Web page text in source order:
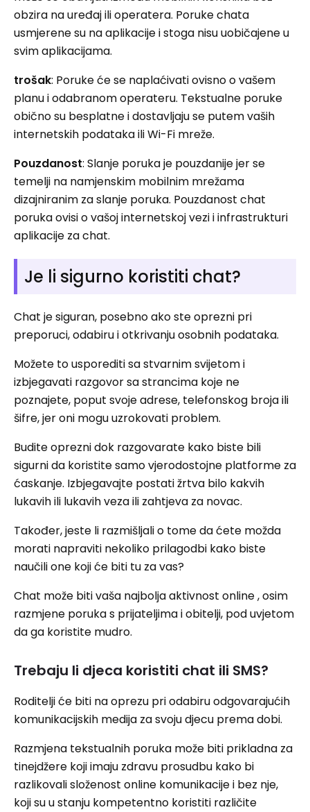
obzira na uređaj ili operatera. Poruke chata
usmjerene su na aplikacije i stoga nisu uobičajene u
svim aplikacijama.
trošak: Poruke će se naplaćivati ​​ovisno o vašem
planu i odabranom operateru. Tekstualne poruke
obično su besplatne i dostavljaju se putem vaših
internetskih podataka ili Wi-Fi mreže.
Pouzdanost: Slanje poruka je pouzdanije jer se
temelji na namjenskim mobilnim mrežama
dizajniranim za slanje poruka. Pouzdanost chat
poruka ovisi o vašoj internetskoj vezi i infrastrukturi
aplikacije za chat.
Je li sigurno koristiti chat?
Chat je siguran, posebno ako ste oprezni pri
preporuci, odabiru i otkrivanju osobnih podataka.
Možete to usporediti sa stvarnim svijetom i
izbjegavati razgovor sa strancima koje ne
poznajete, poput svoje adrese, telefonskog broja ili
šifre, jer oni mogu uzrokovati problem.
Budite oprezni dok razgovarate kako biste bili
sigurni da koristite samo vjerodostojne platforme za
ćaskanje. Izbjegavajte postati žrtva bilo kakvih
lukavih ili lukavih veza ili zahtjeva za novac.
Također, jeste li razmišljali o tome da ćete možda
morati napraviti nekoliko prilagodbi kako biste
naučili one koji će biti tu za vas?
Chat može biti vaša najbolja aktivnost online , osim
razmjene poruka s prijateljima i obitelji, pod uvjetom
da ga koristite mudro.
Trebaju li djeca koristiti chat ili SMS?
Roditelji će biti na oprezu pri odabiru odgovarajućih
komunikacijskih medija za svoju djecu prema dobi.
Razmjena tekstualnih poruka može biti prikladna za
tinejdžere koji imaju zdravu prosudbu kako bi
razlikovali složenost online komunikacije i bez nje,
koji su u stanju kompetentno koristiti različite